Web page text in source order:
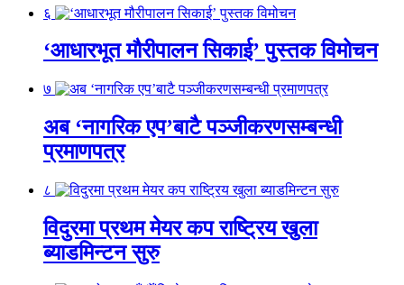
६
‘आधारभूत मौरीपालन सिकाई’ पुस्तक विमोचन
७
अब ‘नागरिक एप’बाटै पञ्जीकरणसम्बन्धी
प्रमाणपत्र
८
विदुरमा प्रथम मेयर कप राष्ट्रिय खुला
ब्याडमिन्टन सुरु